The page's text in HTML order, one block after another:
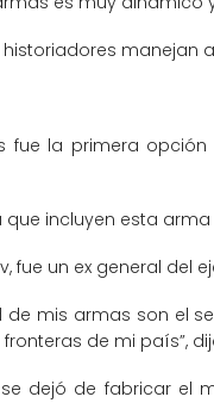
historiadores
fue la primera
que incluyen esta
fue un ex general del
de mis armas son el
de mi país”,
dejó de fabricar el